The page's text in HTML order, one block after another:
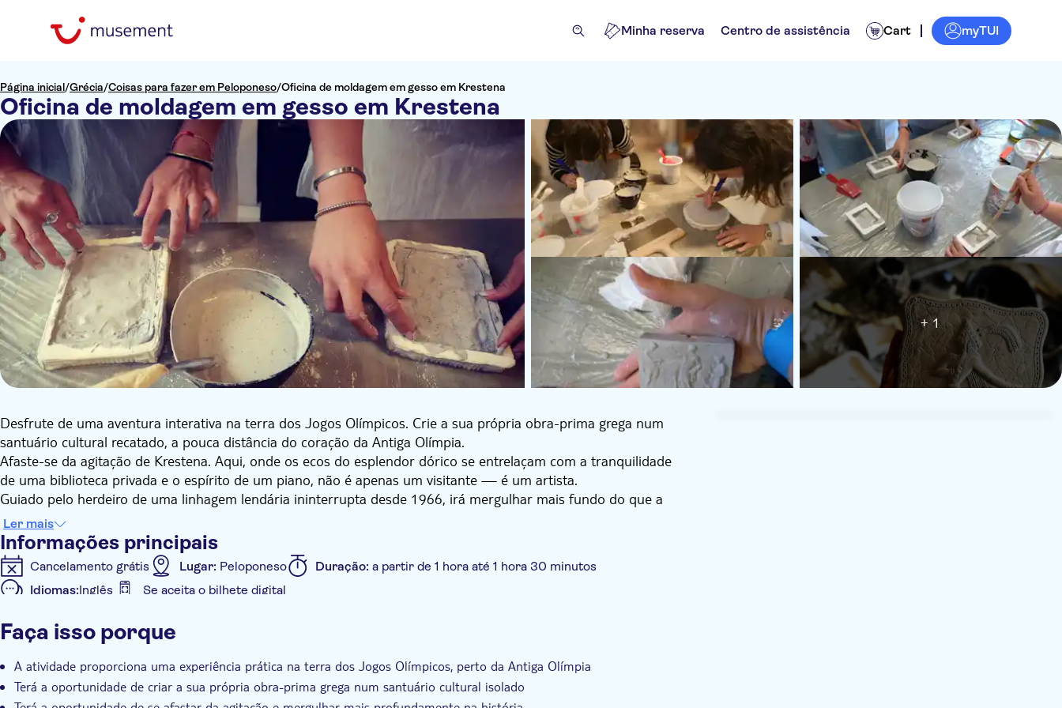
Minha reserva Centro de assistência Cart myTUI
Página inicial/Grécia/Coisas para fazer em Peloponeso/Oficina de moldagem em gesso em Krestena
Oficina de moldagem em gesso em Krestena
+ 1
Desfrute de uma aventura interativa na terra dos Jogos Olímpicos. Crie a sua própria obra-prima grega num
santuário cultural recatado, a pouca distância do coração da Antiga Olímpia.
Afaste-se da agitação de Krestena. Aqui, onde os ecos do esplendor dórico se entrelaçam com a tranquilidade
de uma biblioteca privada e o espírito de um piano, não é apenas um visitante — é um artista.
Guiado pelo herdeiro de uma linhagem lendária ininterrupta desde 1966, irá mergulhar mais fundo do que a
superfície da história. Este é o pilar ocidental de uma ponte cultural internacional, onde as «proporções áureas»
da Antiguidade renascem através do seu próprio talento artesanal.
Ler mais
Informações principais
Cancelamento grátis Lugar: Peloponeso Duração: a partir de 1 hora até 1 hora 30 minutos
Idiomas:Inglês Se aceita o bilhete digital
Confirmação instantânea
Grupo pequeno
Voucher eletrônico Grupo pequeno Grupo privado
Faça isso porque
A atividade proporciona uma experiência prática na terra dos Jogos Olímpicos, perto da Antiga Olímpia
Terá a oportunidade de criar a sua própria obra-prima grega num santuário cultural isolado